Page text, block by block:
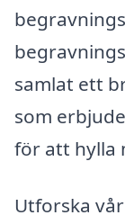
samlat ett
som
för att hylla
Utforska